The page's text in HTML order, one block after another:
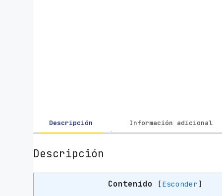
Descripción Información adicional
Descripción
Contenido [Esconder]